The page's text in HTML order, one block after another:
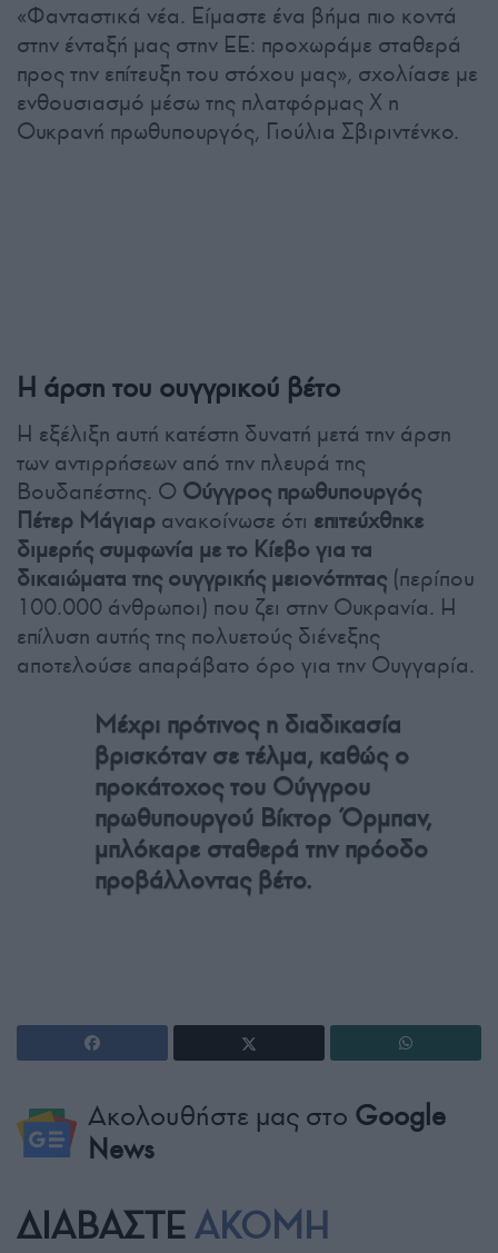
«Φανταστικά νέα. Είμαστε ένα βήμα πιο κοντά
στην ένταξή μας στην ΕΕ: προχωράμε σταθερά
προς την επίτευξη του στόχου μας», σχολίασε με
ενθουσιασμό μέσω της πλατφόρμας X η
Ουκρανή πρωθυπουργός, Γιούλια Σβιριντένκο.
Η άρση του ουγγρικού βέτο
Η εξέλιξη αυτή κατέστη δυνατή μετά την άρση
των αντιρρήσεων από την πλευρά της
Βουδαπέστης. Ο Ούγγρος πρωθυπουργός
Πέτερ Μάγιαρ ανακοίνωσε ότι επιτεύχθηκε
διμερής συμφωνία με το Κίεβο για τα
δικαιώματα της ουγγρικής μειονότητας(περίπου
100.000 άνθρωποι) που ζει στην Ουκρανία. Η
επίλυση αυτής της πολυετούς διένεξης
αποτελούσε απαράβατο όρο για την Ουγγαρία.
Μέχρι πρότινος η διαδικασία
βρισκόταν σε τέλμα, καθώς ο
προκάτοχος του Ούγγρου
πρωθυπουργού Βίκτορ Όρμπαν,
μπλόκαρε σταθερά την πρόοδο
προβάλλοντας βέτο.
Ακολουθήστε μας στο Google
News
ΔΙΑΒΑΣΤΕ ΑΚΟΜΗ